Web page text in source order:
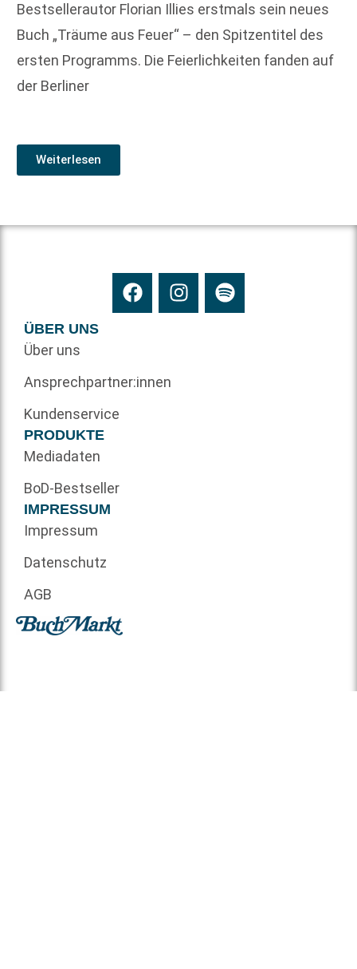
Bestsellerautor Florian Illies erstmals sein neues
Buch „Träume aus Feuer“ – den Spitzentitel des
ersten Programms. Die Feierlichkeiten fanden auf
der Berliner
Weiterlesen
ÜBER UNS
Über uns
Ansprechpartner:innen
Kundenservice
PRODUKTE
Mediadaten
BoD-Bestseller
IMPRESSUM
Impressum
Datenschutz
AGB